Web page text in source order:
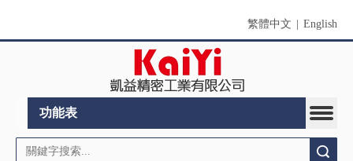
繁體中文 English
功能表